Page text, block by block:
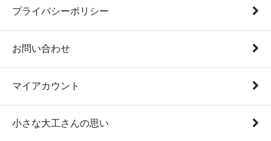
プライバシーポリシー
お問い合わせ
マイアカウント
小さな大工さんの思い